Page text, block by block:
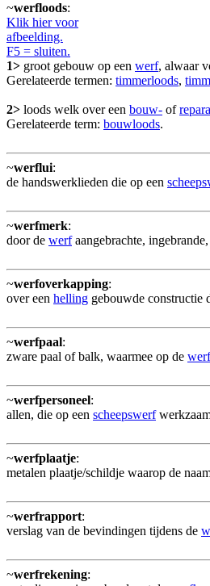
~werfloods:
Klik hier voor
afbeelding.
F5 = sluiten.
1> groot gebouw op een werf, alwaar
Gerelateerde termen: timmerloods,
2> loods welk over een bouw- of
Gerelateerde term: bouwloods.
~werflui:
de handswerklieden die op een
~werfmerk:
door de werfaangebrachte,
~werfoverkapping:
over een helling gebouwde constructie
~werfpaal:
zware paal of balk, waarmee op de werf
~werfpersoneel:
allen, die op een scheepswerf
~werfplaatje:
metalen plaatje/schildje waarop de
~werfrapport:
verslag van de bevindingen tijdens de
~werfrekening: